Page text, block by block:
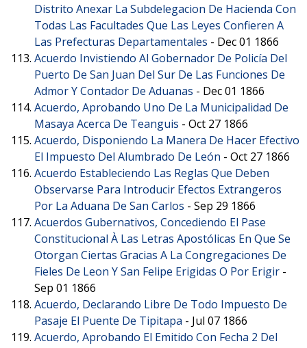
Distrito Anexar La Subdelegacion De Hacienda Con
Todas Las Facultades Que Las Leyes Confieren A
Las Prefecturas Departamentales - Dec 01 1866
Acuerdo Invistiendo Al Gobernador De Policía Del
Puerto De San Juan Del Sur De Las Funciones De
Admor Y Contador De Aduanas - Dec 01 1866
Acuerdo, Aprobando Uno De La Municipalidad De
Masaya Acerca De Teanguis - Oct 27 1866
Acuerdo, Disponiendo La Manera De Hacer Efectivo
El Impuesto Del Alumbrado De León - Oct 27 1866
Acuerdo Estableciendo Las Reglas Que Deben
Observarse Para Introducir Efectos Extrangeros
Por La Aduana De San Carlos - Sep 29 1866
Acuerdos Gubernativos, Concediendo El Pase
Constitucional À Las Letras Apostólicas En Que Se
Otorgan Ciertas Gracias A La Congregaciones De
Fieles De Leon Y San Felipe Erigidas O Por Erigir -
Sep 01 1866
Acuerdo, Declarando Libre De Todo Impuesto De
Pasaje El Puente De Tipitapa - Jul 07 1866
Acuerdo, Aprobando El Emitido Con Fecha 2 Del